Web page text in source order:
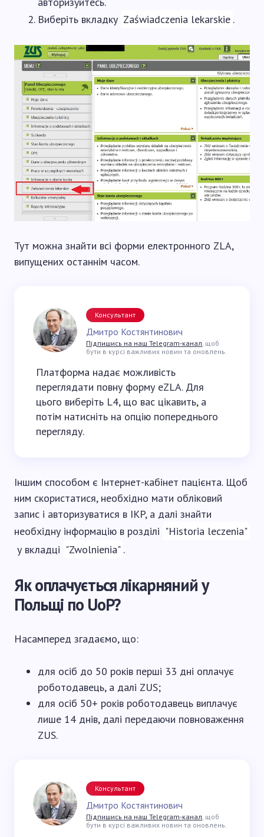
Виберіть вкладку Zaświadczenia lekarskie .
Тут можна знайти всі форми електронного ZLA,
випущених останнім часом.
Консультант
Дмитро Костянтинович
Підпишись на наш Telegram-канал , щоб
бути в курсі важливих новин та оновлень.
Платформа надає можливість
переглядати повну форму eZLA. Для
цього виберіть L4, що вас цікавить, а
потім натисніть на опцію попереднього
перегляду.
Іншим способом є Інтернет-кабінет пацієнта. Щоб
ним скористатися, необхідно мати обліковий
запис і авторизуватися в IKP, а далі знайти
необхідну інформацію в розділі "Historia leczenia"
у вкладці "Zwolnienia" .
Як оплачується лікарняний у
Польщі по UoP?
Насамперед згадаємо, що:
для осіб до 50 років перші 33 дні оплачує
роботодавець, а далі ZUS;
для осіб 50+ років роботодавець виплачує
лише 14 днів, далі передаючи повноваження
ZUS.
Консультант
Дмитро Костянтинович
Підпишись на наш Telegram-канал , щоб
бути в курсі важливих новин та оновлень.